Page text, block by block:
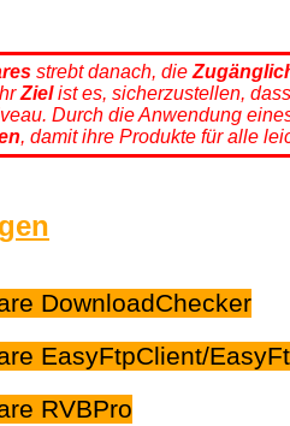
strebt danach, die
Zielist es, sicherzustellen,
Durch die Anwendung
, damit ihre Produkte für alle
DownloadChecker
EasyFtpClient/
RVBPro